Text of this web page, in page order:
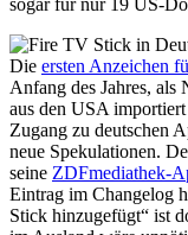
sogar für nur 19 US-
Die ersten Anzeichen
Anfang des Jahres,
aus den USA
Zugang zu deutschen
neue Spekulationen.
seine ZDFmediathek-
Eintrag im Changelog
Stick hinzugefügt“ ist